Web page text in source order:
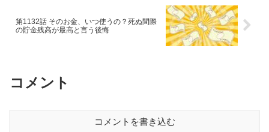
第1132話 そのお金、いつ使うの？死ぬ間際
の貯金残高が最高と言う後悔
コメント
コメントを書き込む